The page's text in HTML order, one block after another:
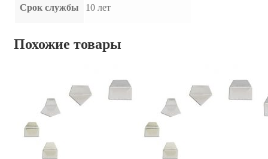
Срок службы 10 лет
Похожие товары